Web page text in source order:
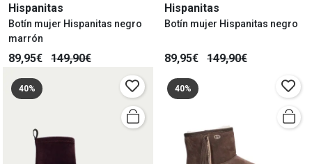
Hispanitas
Botín mujer Hispanitas negro
marrón
89,95€ 149,90€
Hispanitas
Botín mujer Hispanitas negro
89,95€ 149,90€
40% 40%